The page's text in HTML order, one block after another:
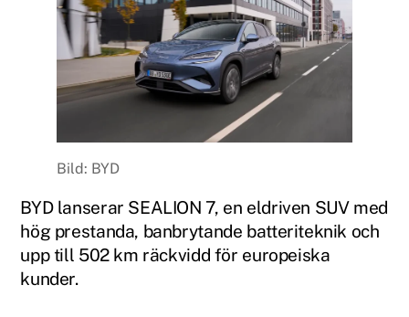
Bild: BYD
BYD lanserar SEALION 7, en eldriven SUV med
hög prestanda, banbrytande batteriteknik och
upp till 502 km räckvidd för europeiska
kunder.